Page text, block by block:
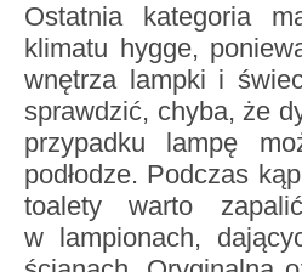
Ostatnia kategoria
klimatu hygge,
wnętrza lampki i
sprawdzić, chyba, że
przypadku lampę
podłodze. Podczas
toalety warto
w lampionach,